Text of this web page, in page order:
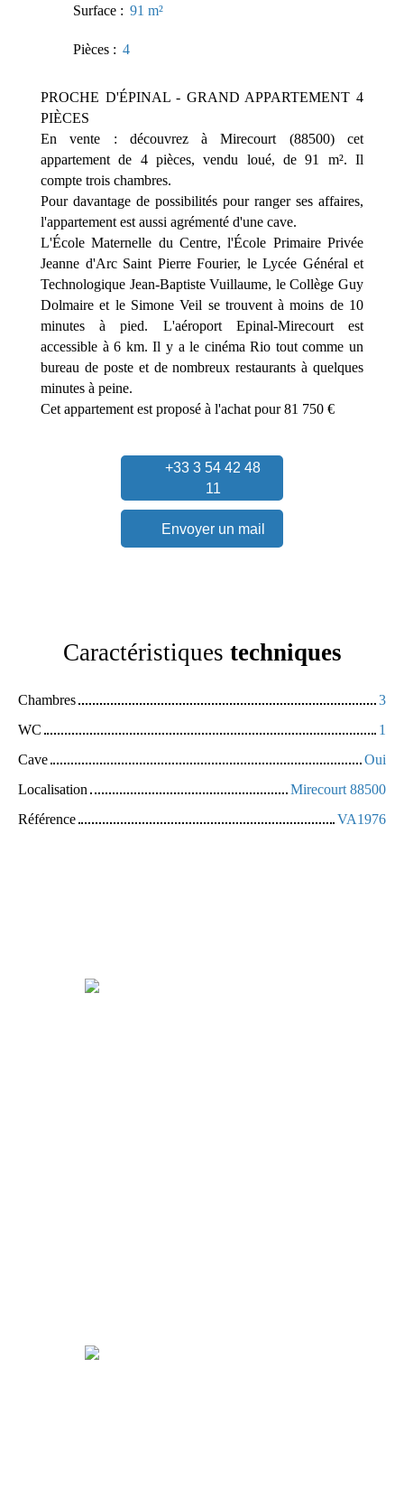
Surface : 91 m²
Pièces : 4
PROCHE D'ÉPINAL - GRAND APPARTEMENT 4
PIÈCES
En vente : découvrez à Mirecourt (88500) cet
appartement de 4 pièces, vendu loué, de 91 m². Il
compte trois chambres.
Pour davantage de possibilités pour ranger ses affaires,
l'appartement est aussi agrémenté d'une cave.
L'École Maternelle du Centre, l'École Primaire Privée
Jeanne d'Arc Saint Pierre Fourier, le Lycée Général et
Technologique Jean-Baptiste Vuillaume, le Collège Guy
Dolmaire et le Simone Veil se trouvent à moins de 10
minutes à pied. L'aéroport Epinal-Mirecourt est
accessible à 6 km. Il y a le cinéma Rio tout comme un
bureau de poste et de nombreux restaurants à quelques
minutes à peine.
Cet appartement est proposé à l'achat pour 81 750 €
+33 3 54 42 48
11
Envoyer un mail
Caractéristiques techniques
Chambres
3
WC
1
Cave
Oui
Localisation
Mirecourt 88500
Référence
VA1976